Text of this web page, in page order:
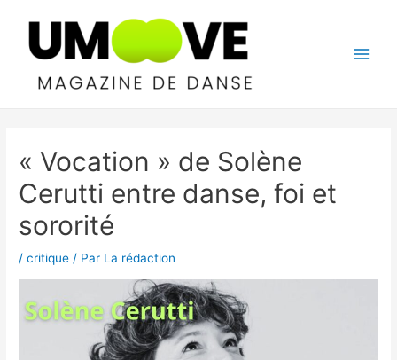
contenu
« Vocation » de Solène
Cerutti entre danse, foi et
sororité
/critique / Par La rédaction